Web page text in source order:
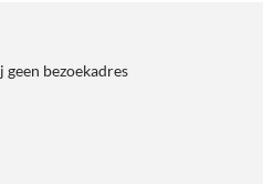
bezoekadres